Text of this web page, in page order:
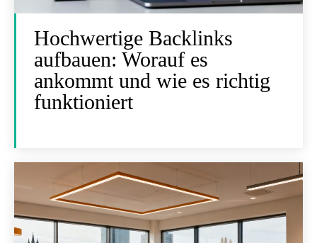
Hochwertige Backlinks
aufbauen: Worauf es
ankommt und wie es richtig
funktioniert